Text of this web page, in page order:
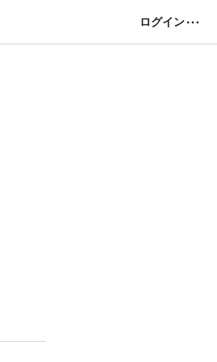
ログイン